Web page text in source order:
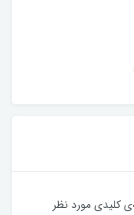
کلیدی مورد نظر